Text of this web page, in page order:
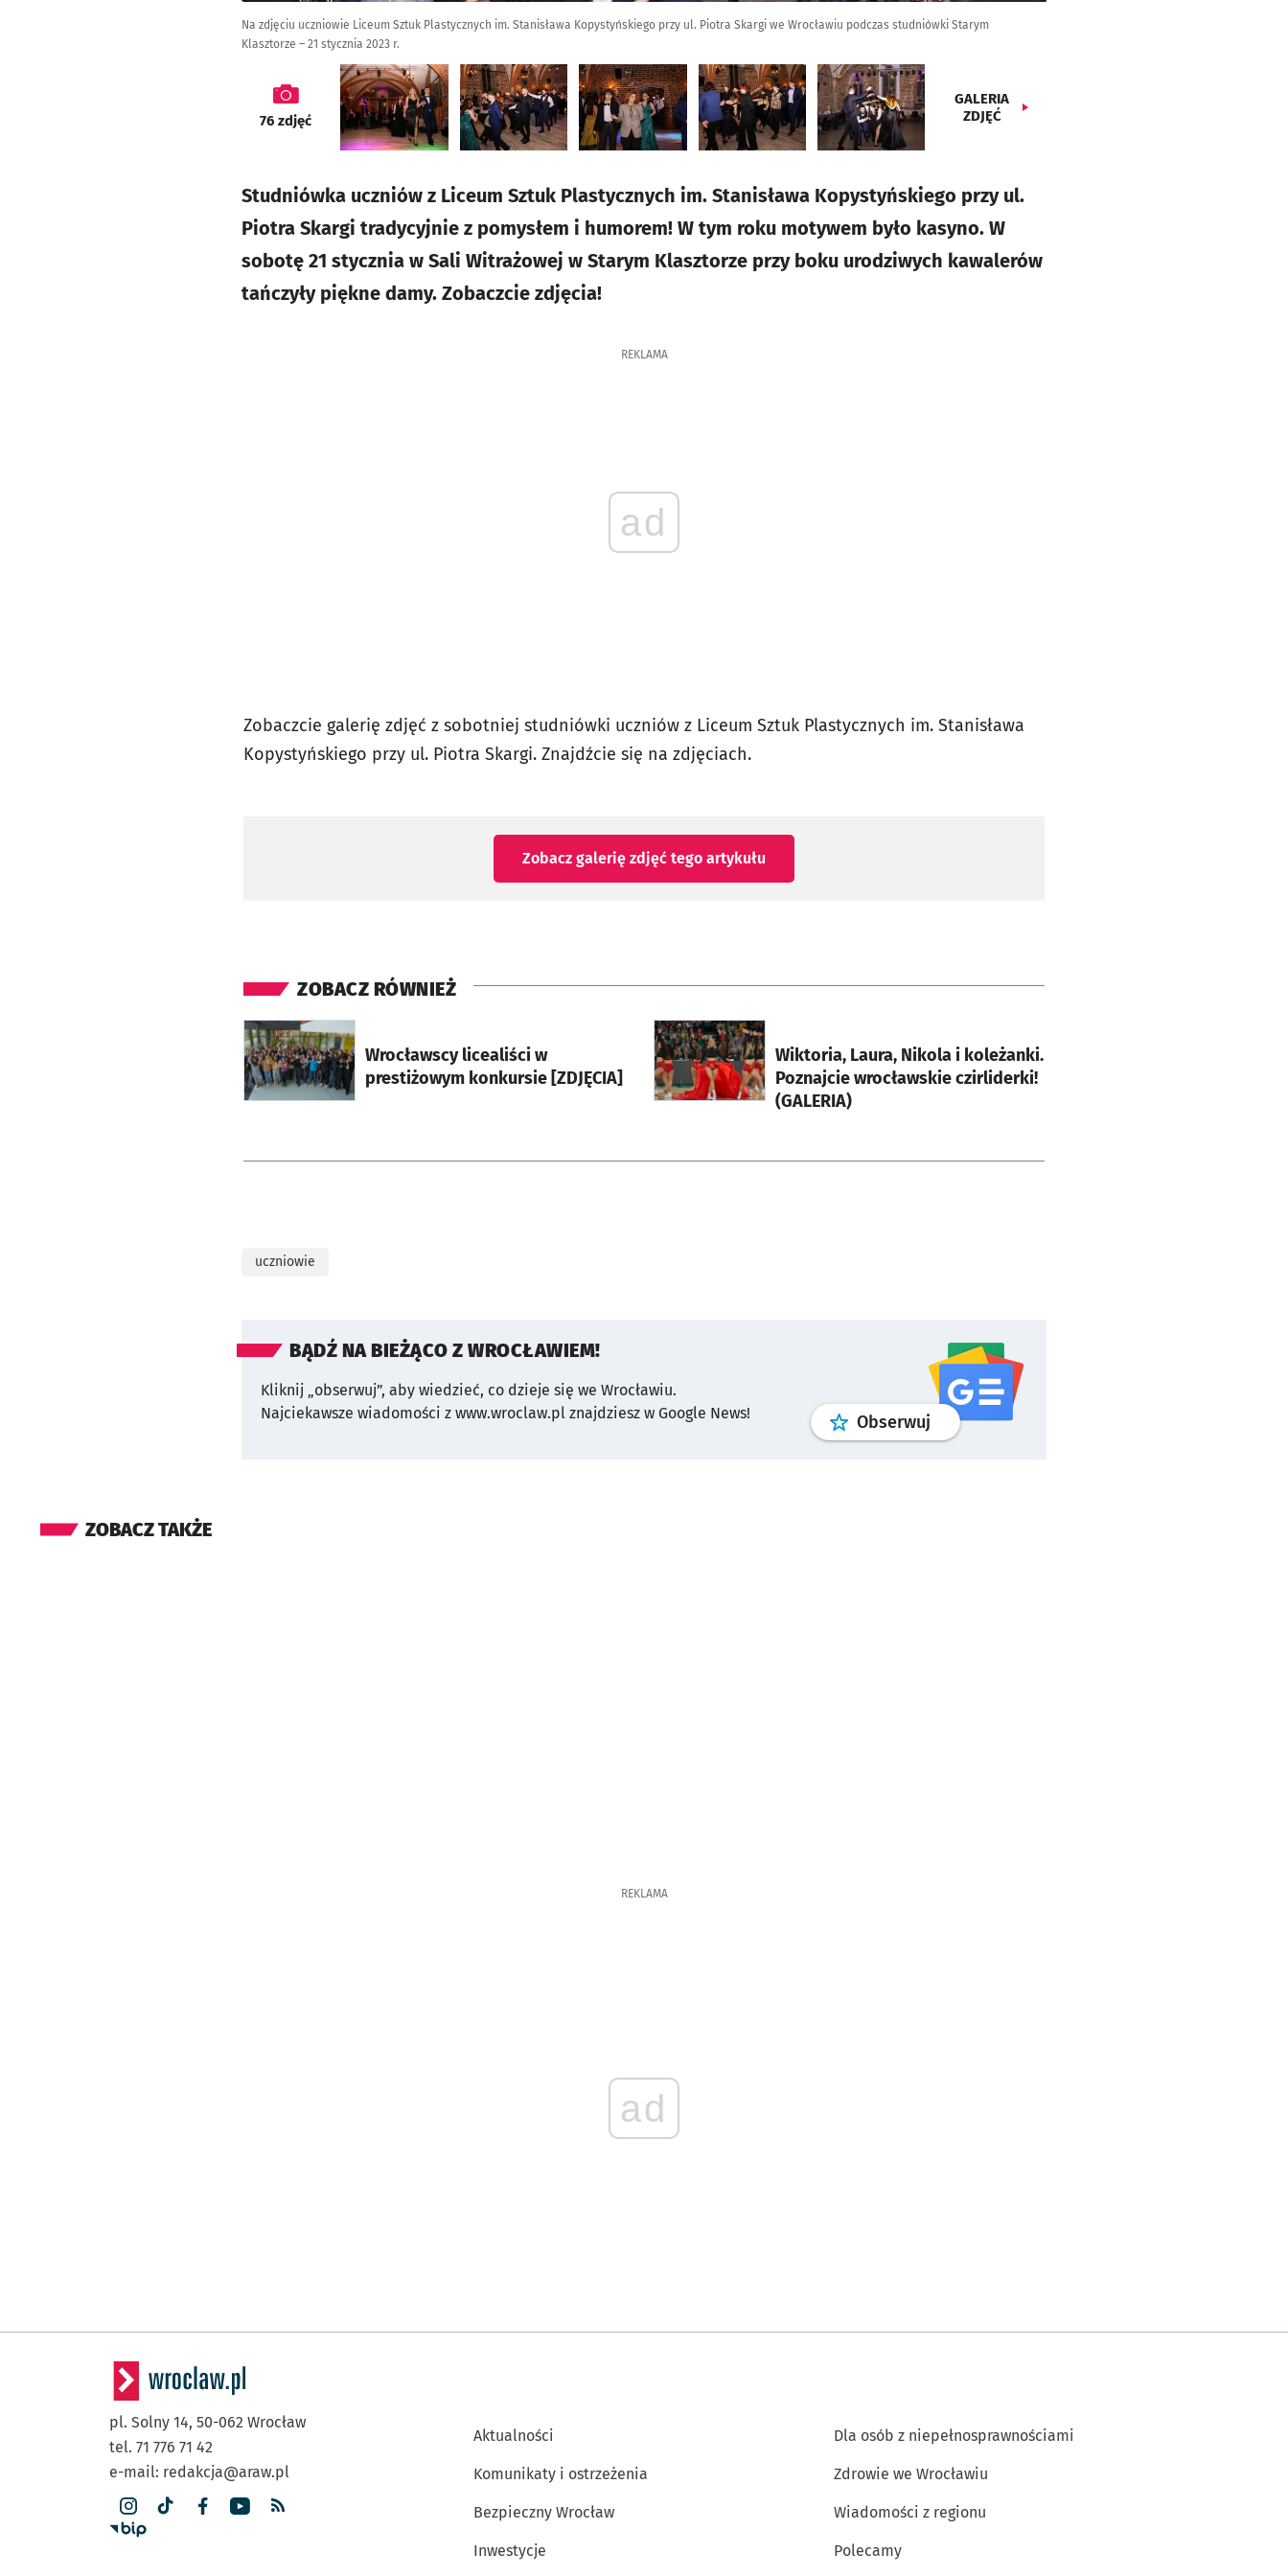
Na zdjęciu uczniowie Liceum Sztuk Plastycznych im. Stanisława Kopystyńskiego przy ul. Piotra Skargi we Wrocławiu podczas studniówki Starym
Klasztorze – 21 stycznia 2023 r.
galeria
76zdjęć
GALERIA
ZDJĘĆ
Studniówka uczniów z Liceum Sztuk Plastycznych im. Stanisława Kopystyńskiego przy ul.
Piotra Skargi tradycyjnie z pomysłem i humorem! W tym roku motywem było kasyno. W
sobotę 21 stycznia w Sali Witrażowej w Starym Klasztorze przy boku urodziwych kawalerów
tańczyły piękne damy. Zobaczcie zdjęcia!
REKLAMA
ad
Zobaczcie galerię zdjęć z sobotniej studniówki uczniów z Liceum Sztuk Plastycznych im. Stanisława
Kopystyńskiego przy ul. Piotra Skargi. Znajdźcie się na zdjęciach.
Zobacz galerię zdjęć tego artykułu
ZOBACZ RÓWNIEŻ
Wrocławscy licealiści w
prestiżowym konkursie [ZDJĘCIA]
otworzy się w nowej karcie
Wiktoria, Laura, Nikola i koleżanki.
Poznajcie wrocławskie czirliderki!
(GALERIA)
otworzy się w nowej karcie
uczniowie
BĄDŹ NA BIEŻĄCO Z WROCŁAWIEM!
Kliknij „obserwuj”, aby wiedzieć, co dzieje się we Wrocławiu.
Najciekawsze wiadomości z www.wroclaw.pl znajdziesz w Google News!
Obserwuj profilgoogle news
ZOBACZ TAKŻE
REKLAMA
ad
pl. Solny 14, 50-062 Wrocław
tel. 71 776 71 42
e-mail: redakcja@araw.pl
Aktualności
Komunikaty i ostrzeżenia
Bezpieczny Wrocław
Inwestycje
Dla osób z niepełnosprawnościami
Zdrowie we Wrocławiu
Wiadomości z regionu
Polecamy